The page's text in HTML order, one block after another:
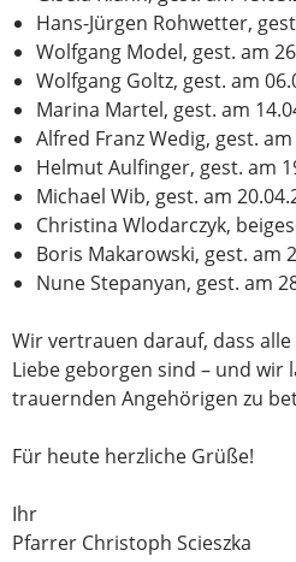
Hans-Jürgen Rohwetter,
Wolfgang Model, gest. am
Wolfgang Goltz, gest. am
Marina Martel, gest. am
Alfred Franz Wedig, gest.
Helmut Aulfinger, gest. am
Michael Wib, gest. am
Christina Wlodarczyk,
Boris Makarowski, gest. am
Nune Stepanyan, gest. am
Wir vertrauen darauf, dass
Liebe geborgen sind – und wir
trauernden Angehörigen zu
Für heute herzliche Grüße!
Ihr
Pfarrer Christoph Scieszka